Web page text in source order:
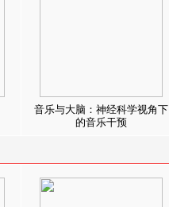
音乐与大脑：神经科学视角下
的音乐干预